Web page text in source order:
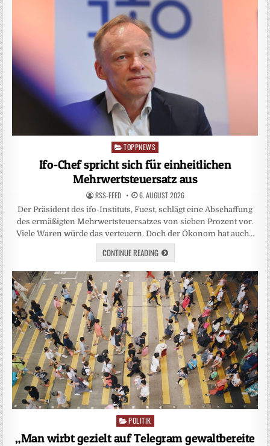
Posted
in
TOPPNEWS
Ifo-Chef spricht sich für einheitlichen
Mehrwertsteuersatz aus
RSS-FEED 6. AUGUST 2026
Der Präsident des ifo-Instituts, Fuest, schlägt eine Abschaffung
des ermäßigten Mehrwertsteuersatzes von sieben Prozent vor.
Viele Waren würde das verteuern. Doch der Ökonom hat auch…
CONTINUE READING
Posted
POLITIK
„Man wirbt gezielt auf Telegram gewaltbereite